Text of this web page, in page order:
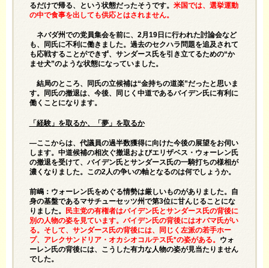
るだけで帰る、という状態だったそうです。 米国では、選挙運動
の中で食事を出しても供応とはされません。
ネバダ州での党員集会を前に、2月19日に行われた討論会など
も、同氏に不利に働きました。過去のセクハラ問題を追及されて
も応戦することができず、サンダース氏を引き立てるための“か
ませ犬”のような状態になっていました。
結局のところ、同氏の立候補は“金持ちの道楽”だったと思いま
す。同氏の撤退は、今後、同じく中道であるバイデン氏に有利に
働くことになります。
「経験」を取るか、「夢」を取るか
—ここからは、代議員の過半数獲得に向けた今後の展望をお伺い
します。中道候補の相次ぐ撤退およびエリザベス・ウォーレン氏
の撤退を受けて、バイデン氏とサンダース氏の一騎打ちの様相が
濃くなりました。この2人の争いの軸となるのは何でしょうか。
前嶋：ウォーレン氏をめぐる情勢は厳しいものがありました。自
身の基盤であるマサチューセッツ州で第3位に甘んじることにな
りました。
民主党の有権者はバイデン氏とサンダース氏の背後に
別の人物の姿を見ています。バイデン氏の背後にはオバマ氏がい
る。そして、サンダース氏の背後には、同じく左派の若手ホー
プ、アレクサンドリア・オカシオコルテス氏*の姿がある。
ウォ
ーレン氏の背後には、こうした有力な人物の姿が見当たりません
でした。